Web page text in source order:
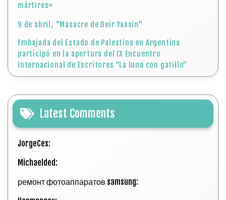
mártires»
9 de abril, "Masacre de Deir Yassin"
Embajada del Estado de Palestina en Argentina
participó en la apertura del IX Encuentro
Internacional de Escritores “La luna con gatillo”
Latest Comments
JorgeCes:
Michaelded:
ремонт фотоаппаратов samsung: